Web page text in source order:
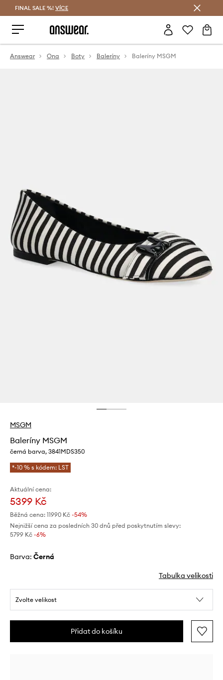
FINAL SALE %! VÍCE
Answear Ona Boty Baleríny Baleríny MSGM
MSGM
Baleríny MSGM
černá barva, 3841MDS350
*-10 % s kódem: LST
Aktuální cena:
5399 Kč
Běžná cena: 11990 Kč -54%
Nejnižší cena za posledních 30 dnů před poskytnutím slevy:
5799 Kč -6%
Barva: černá
Tabulka velikosti
Zvolte velikost
Přidat do košíku